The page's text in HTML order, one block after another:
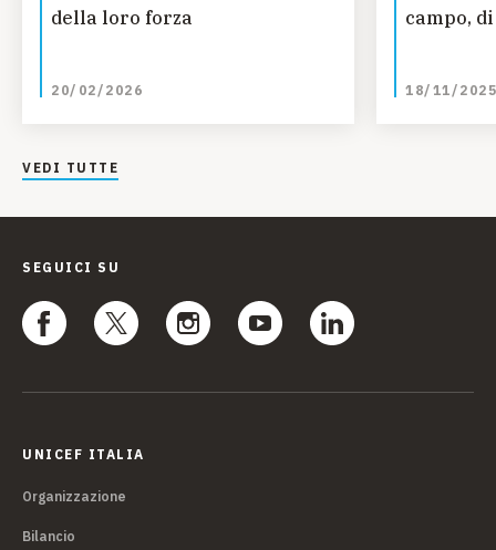
della loro forza
20/02/2026
campo,
18/11/2025
VEDI TUTTE
SEGUICI SU
UNICEF ITALIA
Organizzazione
Bilancio